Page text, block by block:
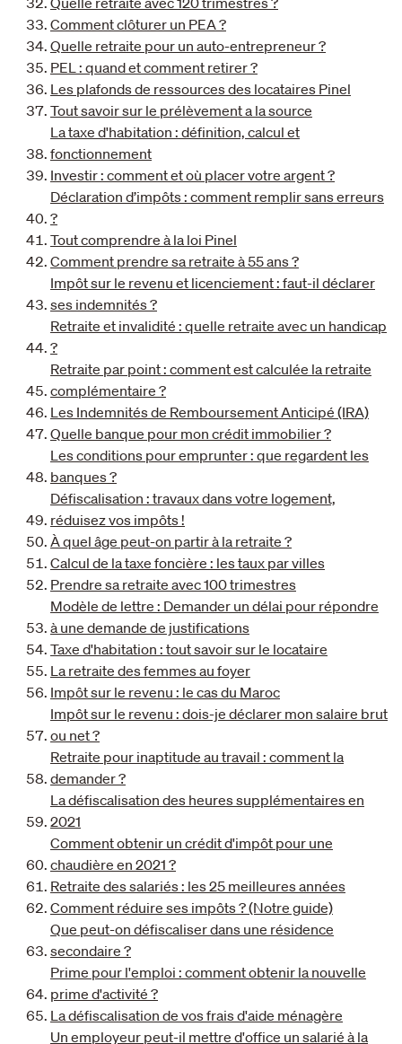
Comment clôturer un PEA ?
Quelle retraite pour un auto-entrepreneur ?
PEL : quand et comment retirer ?
Les plafonds de ressources des locataires Pinel
Tout savoir sur le prélèvement a la source
La taxe d'habitation : définition, calcul et
fonctionnement
Investir : comment et où placer votre argent ?
Déclaration d’impôts : comment remplir sans erreurs
?
Tout comprendre à la loi Pinel
Comment prendre sa retraite à 55 ans ?
Impôt sur le revenu et licenciement : faut-il déclarer
ses indemnités ?
Retraite et invalidité : quelle retraite avec un handicap
?
Retraite par point : comment est calculée la retraite
complémentaire ?
Les Indemnités de Remboursement Anticipé (IRA)
Quelle banque pour mon crédit immobilier ?
Les conditions pour emprunter : que regardent les
banques ?
Défiscalisation : travaux dans votre logement,
réduisez vos impôts !
À quel âge peut-on partir à la retraite ?
Calcul de la taxe foncière : les taux par villes
Prendre sa retraite avec 100 trimestres
Modèle de lettre : Demander un délai pour répondre
à une demande de justifications
Taxe d'habitation : tout savoir sur le locataire
La retraite des femmes au foyer
Impôt sur le revenu : le cas du Maroc
Impôt sur le revenu : dois-je déclarer mon salaire brut
ou net ?
Retraite pour inaptitude au travail : comment la
demander ?
La défiscalisation des heures supplémentaires en
2021
Comment obtenir un crédit d'impôt pour une
chaudière en 2021 ?
Retraite des salariés : les 25 meilleures années
Comment réduire ses impôts ? (Notre guide)
Que peut-on défiscaliser dans une résidence
secondaire ?
Prime pour l'emploi : comment obtenir la nouvelle
prime d'activité ?
La défiscalisation de vos frais d'aide ménagère
Un employeur peut-il mettre d'office un salarié à la